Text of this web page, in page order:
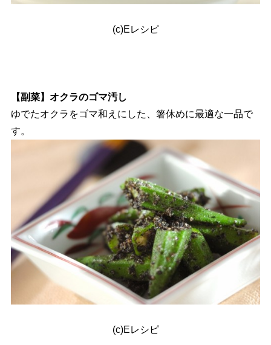
(c)Eレシピ
【副菜】オクラのゴマ汚し
ゆでたオクラをゴマ和えにした、箸休めに最適な一品で
す。
(c)Eレシピ